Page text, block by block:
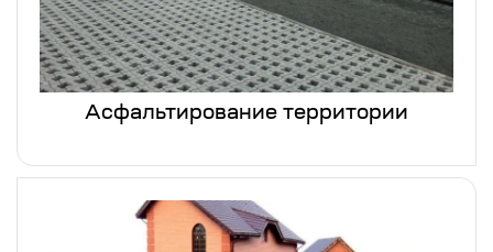
Асфальтирование территории